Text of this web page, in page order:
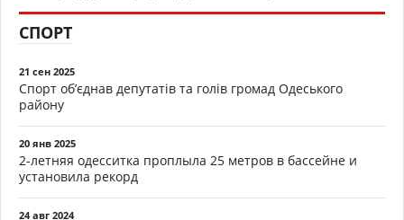
СПОРТ
21 сен 2025
Спорт об’єднав депутатів та голів громад Одеського
району
20 янв 2025
2-летняя одесситка проплыла 25 метров в бассейне и
установила рекорд
24 авг 2024